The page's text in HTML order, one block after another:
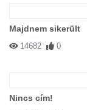
Majdnem sikerült
14682 0
Nincs cím!